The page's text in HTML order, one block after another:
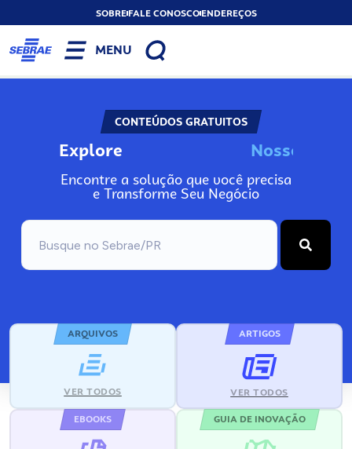
SOBREFALE CONOSCOENDEREÇOS
MENU
CONTEÚDOS GRATUITOS
Explore Nos
Encontre a solução que você precisa
e Transforme Seu Negócio
ARQUIVOS
VER TODOS
ARTIGOS
VER TODOS
EBOOKS GUIA DE INOVAÇÃO